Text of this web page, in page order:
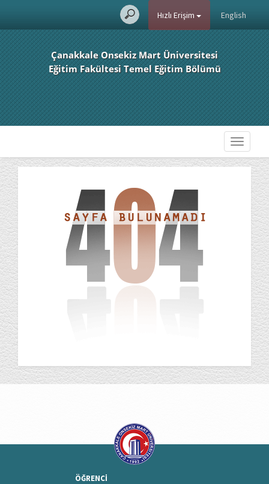
English
Hızlı Erişim
Çanakkale Onsekiz Mart Üniversitesi
Eğitim Fakültesi Temel Eğitim Bölümü
Toggle
ÖĞRENCİ